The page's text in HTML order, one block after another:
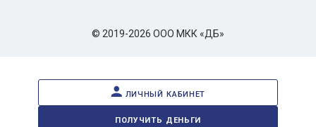
© 2019-2026 ООО МКК «ДБ»
личный кабинет
получить деньги